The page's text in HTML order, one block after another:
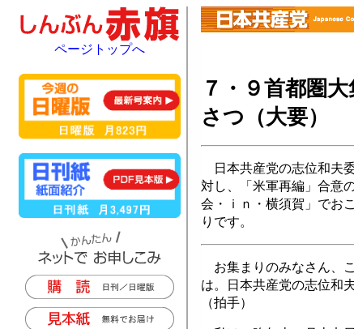
７・９首都圏
さつ（大要）
日本共産党の志位和夫
対し、「米軍再編」合意
会・ｉｎ・横須賀」でお
りです。
お集まりのみなさん、
は。日本共産党の志位和夫
（拍手）
ページトップへ